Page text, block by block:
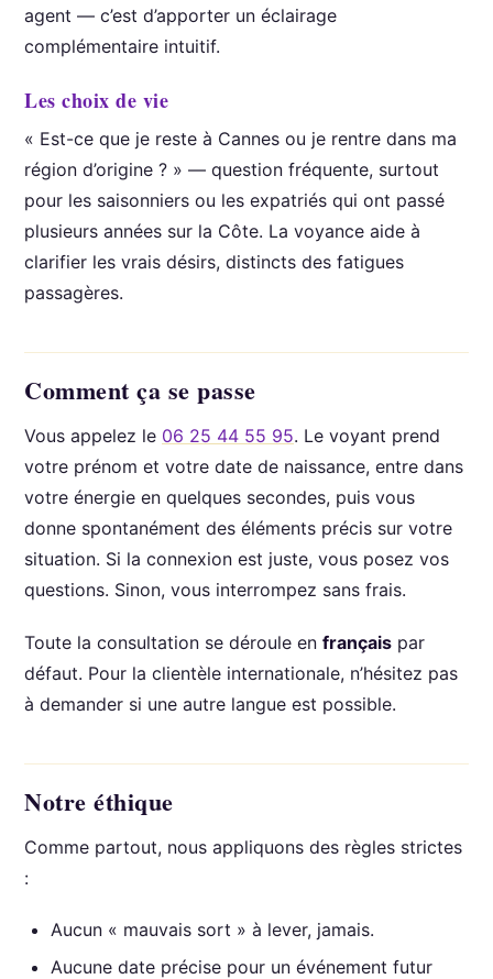
agent — c’est d’apporter un éclairage
complémentaire intuitif.
Les choix de vie
« Est-ce que je reste à Cannes ou je rentre dans ma
région d’origine ? » — question fréquente, surtout
pour les saisonniers ou les expatriés qui ont passé
plusieurs années sur la Côte. La voyance aide à
clarifier les vrais désirs, distincts des fatigues
passagères.
Comment ça se passe
Vous appelez le 06 25 44 55 95. Le voyant prend
votre prénom et votre date de naissance, entre dans
votre énergie en quelques secondes, puis vous
donne spontanément des éléments précis sur votre
situation. Si la connexion est juste, vous posez vos
questions. Sinon, vous interrompez sans frais.
Toute la consultation se déroule en français par
défaut. Pour la clientèle internationale, n’hésitez pas
à demander si une autre langue est possible.
Notre éthique
Comme partout, nous appliquons des règles strictes
:
Aucun « mauvais sort » à lever, jamais.
Aucune date précise pour un événement futur